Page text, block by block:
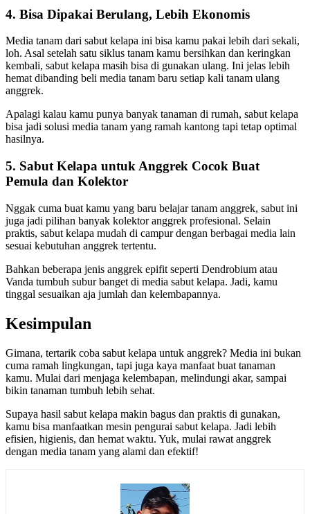
4. Bisa Dipakai Berulang, Lebih Ekonomis
Media tanam dari sabut kelapa ini bisa kamu pakai lebih dari sekali,
loh. Asal setelah satu siklus tanam kamu bersihkan dan keringkan
kembali, sabut kelapa masih bisa di gunakan ulang. Ini jelas lebih
hemat dibanding beli media tanam baru setiap kali tanam ulang
anggrek.
Apalagi kalau kamu punya banyak tanaman di rumah, sabut kelapa
bisa jadi solusi media tanam yang ramah kantong tapi tetap optimal
hasilnya.
5. Sabut Kelapa untuk Anggrek Cocok Buat
Pemula dan Kolektor
Nggak cuma buat kamu yang baru belajar tanam anggrek, sabut ini
juga jadi pilihan banyak kolektor anggrek profesional. Selain
praktis, sabut kelapa mudah di campur dengan berbagai media lain
sesuai kebutuhan anggrek tertentu.
Bahkan beberapa jenis anggrek epifit seperti Dendrobium atau
Vanda tumbuh subur banget di media sabut kelapa. Jadi, kamu
tinggal sesuaikan aja jumlah dan kelembapannya.
Kesimpulan
Gimana, tertarik coba sabut kelapa untuk anggrek? Media ini bukan
cuma ramah lingkungan, tapi juga kaya manfaat buat tanaman
kamu. Mulai dari menjaga kelembapan, melindungi akar, sampai
bikin tanaman tumbuh lebih sehat.
Supaya hasil sabut kelapa makin bagus dan praktis di gunakan,
kamu bisa manfaatkan mesin pengurai sabut kelapa. Jadi lebih
efisien, higienis, dan hemat waktu. Yuk, mulai rawat anggrek
dengan media tanam yang alami dan efektif!